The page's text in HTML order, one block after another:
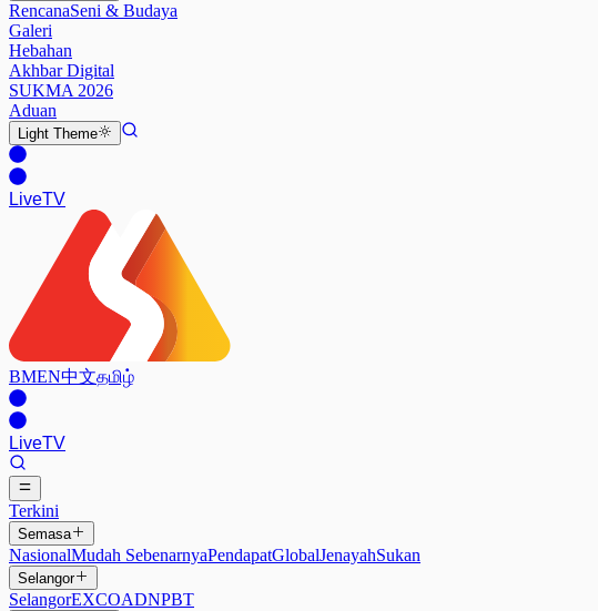
RencanaSeni & Budaya
Galeri
Hebahan
Akhbar Digital
SUKMA 2026
Aduan
Light Theme
LiveTV
BMEN中文தமிழ்
LiveTV
Terkini
Semasa
NasionalMudah SebenarnyaPendapatGlobalJenayahSukan
Selangor
SelangorEXCOADNPBT